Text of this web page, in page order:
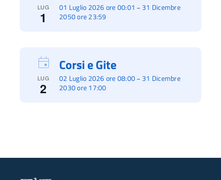
LUG
1
01 Luglio 2026 ore 00:01 – 31 Dicembre
2050 ore 23:59
LUG
2
02 Luglio 2026 ore 08:00– 31 Dicembre
2030 ore 17:00
Corsi e Gite